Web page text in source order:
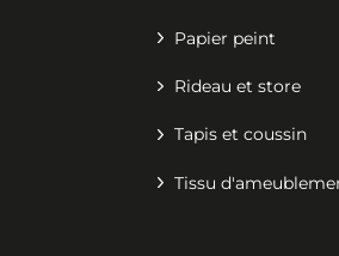
Papier peint
Rideau et store
Tapis et coussin
Tissu